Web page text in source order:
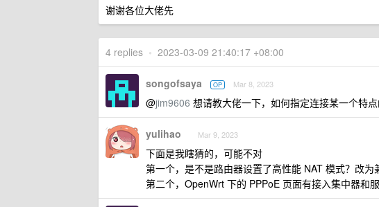
谢谢各位大佬先
4 replies • 2023-03-09 21:40:17 +08:00
songofsaya OP Mar 8, 2023
@jim9606 想请教大佬一下，如何指定连接某一个特
yulihao Mar 9, 2023
下面是我瞎猜的，可能不对
第一个，是不是路由器设置了高性能 NAT 模式？改为
第二个，OpenWrt 下的 PPPoE 页面有接入集中器和